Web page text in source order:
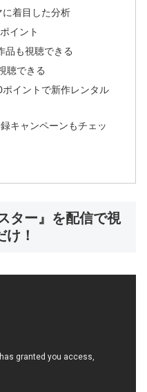
着目した分析
イント
品も視聴できる
聴できる
イントで新作レンタル
キャンペーンもチェッ
ター』を配信で視
！